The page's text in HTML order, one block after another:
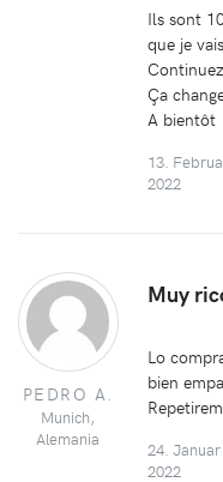
Ils sont
que je
Ça
A bientôt
13.
2022
PEDRO A.
Munich,
Alemania
Muy
Lo
bien
24. Januar
2022